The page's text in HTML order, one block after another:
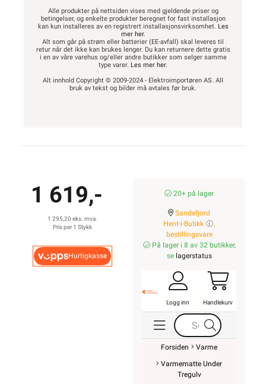
Alle produkter på nettsiden vises med gjeldende priser og
betingelser, og enkelte produkter beregnet for fast installasjon
kan kun installeres av en registrert installasjonsvirksomhet. Les
mer her.
Alt som går på strøm eller batterier (EE-avfall) skal leveres til
retur når det ikke kan brukes lenger. Du kan returnere dette gratis
i en av våre varehus og/eller andre butikker som selger samme
type varer. Les mer her.
Alt innhold Copyright © 2009-2024 - Elektroimportøren AS. All
bruk av tekst og bilder må avtales før bruk.
1 619,-
1 295,20 eks. mva.
Pris per 1 Stykk
Hurtigkasse
20+ på lager
Sandefjord
Hent-i-Butikk
,
bestillingsvare
På lager i 8 av 32 butikker,
se lagerstatus
Logg inn Handlekurv
Forsiden
Varme
Varmematte Under
Tregulv